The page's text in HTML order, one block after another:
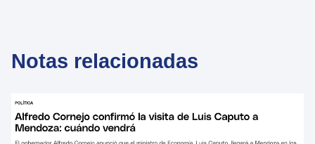
Notas relacionadas